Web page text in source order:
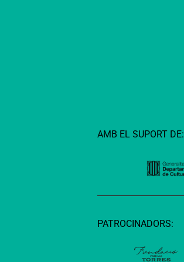
AMB EL SUPORT DE:
PATROCINADORS: